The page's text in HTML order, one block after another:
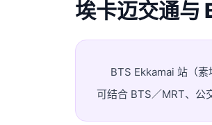
埃卡迈交通与
BTS Ekkamai 站（素
可结合 BTS／MRT、公